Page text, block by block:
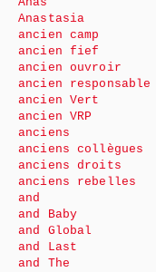
Anastasia
ancien camp
ancien fief
ancien ouvroir
ancien responsable
ancien Vert
ancien VRP
anciens
anciens collègues
anciens droits
anciens rebelles
and
and Baby
and Global
and Last
and The